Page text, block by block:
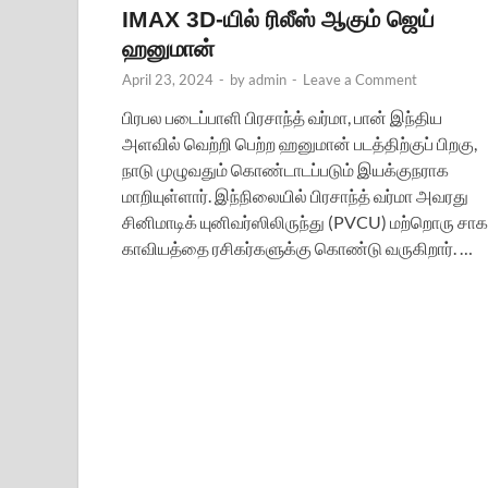
IMAX 3D-யில் ரிலீஸ் ஆகும் ஜெய்
ஹனுமான்
April 23, 2024 - byadmin - Leave a Comment
பிரபல படைப்பாளி பிரசாந்த் வர்மா, பான் இந்திய
அளவில் வெற்றி பெற்ற ஹனுமான் படத்திற்குப் பிறகு,
நாடு முழுவதும் கொண்டாடப்படும் இயக்குநராக
மாறியுள்ளார். இந்நிலையில் பிரசாந்த் வர்மா அவரது
சினிமாடிக் யுனிவர்ஸிலிருந்து (PVCU) மற்றொரு
காவியத்தை ரசிகர்களுக்கு கொண்டு வருகிறார். …